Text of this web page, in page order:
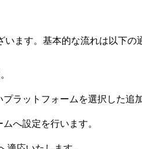
ます。基本的な流れは以下の
ラットフォームを選択した追
へ設定を行います。